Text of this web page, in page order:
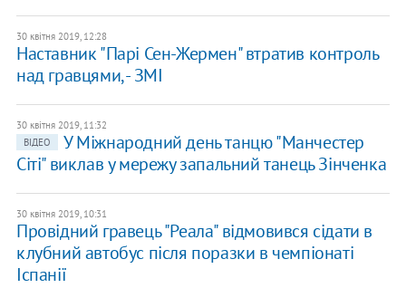
30 квітня 2019, 12:28
Наставник "Парі Сен-Жермен" втратив контроль
над гравцями, - ЗМІ
30 квітня 2019, 11:32
ВІДЕО
У Міжнародний день танцю "Манчестер
Сіті" виклав у мережу запальний танець Зінченка
30 квітня 2019, 10:31
Провідний гравець "Реала" відмовився сідати в
клубний автобус після поразки в чемпіонаті
Іспанії